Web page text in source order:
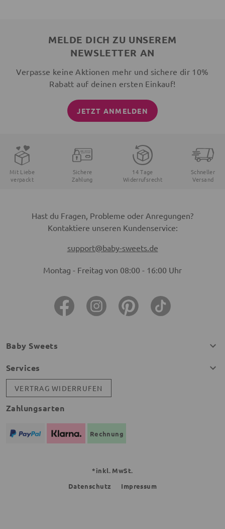
MELDE DICH ZU UNSEREM
NEWSLETTER AN
Verpasse keine Aktionen mehr und sichere dir 10%
Rabatt auf deinen ersten Einkauf!
JETZT ANMELDEN
Mit Liebe
verpackt
Sichere
Zahlung
14 Tage
Widerrufsrecht
Schneller
Versand
Hast du Fragen, Probleme oder Anregungen?
Kontaktiere unseren Kundenservice:
support@baby-sweets.de
Montag - Freitag von 08:00 - 16:00 Uhr
Baby Sweets
Services
VERTRAG WIDERRUFEN
Zahlungsarten
Rechnung
*inkl. MwSt.
Datenschutz
Impressum